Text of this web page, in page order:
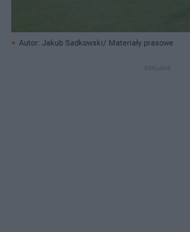
Autor: Jakub Sadkowski/ Materiały prasowe